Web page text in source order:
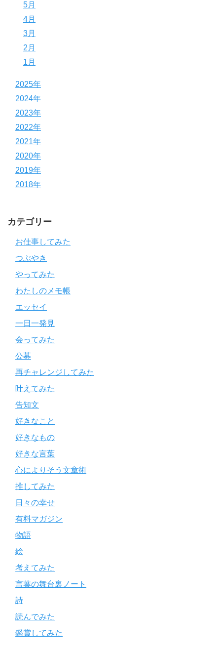
5月
4月
3月
2月
1月
2025年
2024年
2023年
2022年
2021年
2020年
2019年
2018年
カテゴリー
お仕事してみた
つぶやき
やってみた
わたしのメモ帳
エッセイ
一日一発見
会ってみた
公募
再チャレンジしてみた
叶えてみた
告知文
好きなこと
好きなもの
好きな言葉
心によりそう文章術
推してみた
日々の幸せ
有料マガジン
物語
絵
考えてみた
言葉の舞台裏ノート
詩
読んでみた
鑑賞してみた